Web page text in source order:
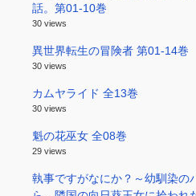
話。第01-10巻
30 views
異世界転生の冒険者 第01-14巻
30 views
カムヤライド 全13巻
30 views
魁の花巫女 全08巻
29 views
執事ですがなにか？～幼馴染の